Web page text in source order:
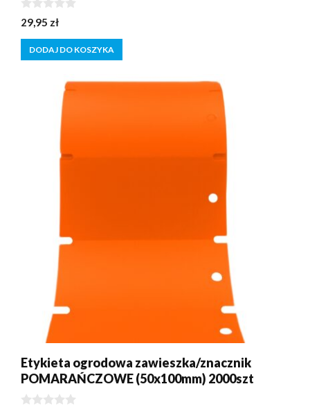
0
z
5
29,95 zł
DODAJ DO KOSZYKA
Etykieta ogrodowa zawieszka/znacznik
POMARAŃCZOWE (50x100mm) 2000szt